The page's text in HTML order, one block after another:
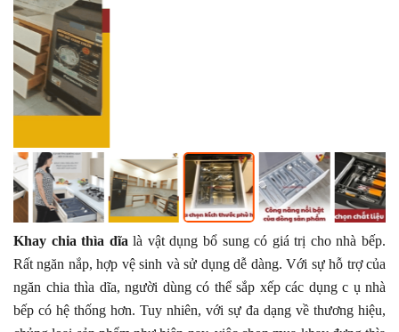
Khay chia thìa dĩa là vật dụng bổ sung có giá trị cho nhà bếp.
Rất ngăn nắp, hợp vệ sinh và sử dụng dễ dàng. Với sự hỗ trợ của
ngăn chia thìa dĩa, người dùng có thể sắp xếp các dụng c ụ nhà
bếp có hệ thống hơn. Tuy nhiên, với sự đa dạng về thương hiệu,